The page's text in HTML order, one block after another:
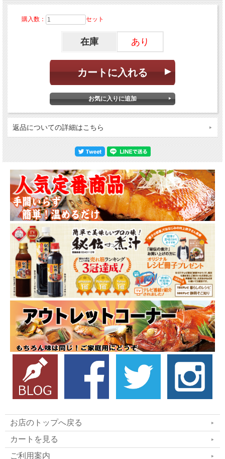
購入数： セット
在庫 あり
返品についての詳細はこちら
お店のトップへ戻る
カートを見る
ご利用案内